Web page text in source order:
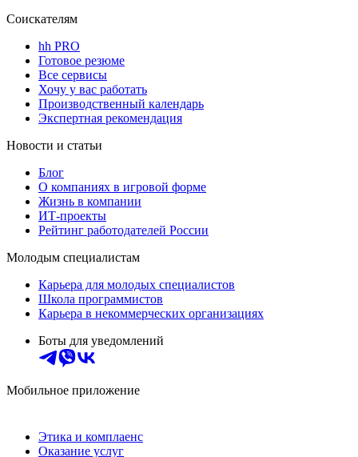
Соискателям
hh PRO
Готовое резюме
Все сервисы
Хочу у вас работать
Производственный календарь
Экспертная рекомендация
Новости и статьи
Блог
О компаниях в игровой форме
Жизнь в компании
ИТ-проекты
Рейтинг работодателей России
Молодым специалистам
Карьера для молодых специалистов
Школа программистов
Карьера в некоммерческих организациях
Боты для уведомлений
Мобильное приложение
Этика и комплаенс
Оказание услуг